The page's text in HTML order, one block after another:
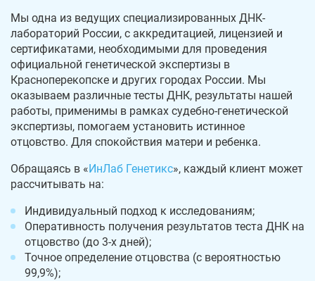
Мы одна из ведущих специализированных ДНК-
лабораторий России, с аккредитацией, лицензией и
сертификатами, необходимыми для проведения
официальной генетической экспертизы в
Красноперекопске и других городах России. Мы
оказываем различные тесты ДНК, результаты нашей
работы, применимы в рамках судебно-генетической
экспертизы, помогаем установить истинное
отцовство. Для спокойствия матери и ребенка.
Обращаясь в « ИнЛаб Генетикс», каждый клиент может
рассчитывать на:
Индивидуальный подход к исследованиям;
Оперативность получения результатов теста ДНК на
отцовство (до 3-х дней);
Точное определение отцовства (с вероятностью
99,9%);